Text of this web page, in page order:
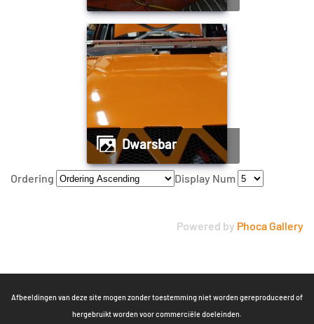
Dwarsbar
Ordering Display Num
Powered by Phoca Gallery
Afbeeldingen van deze site mogen zonder toestemming niet worden gereproduceerd of
hergebruikt worden voor commerciële doeleinden.